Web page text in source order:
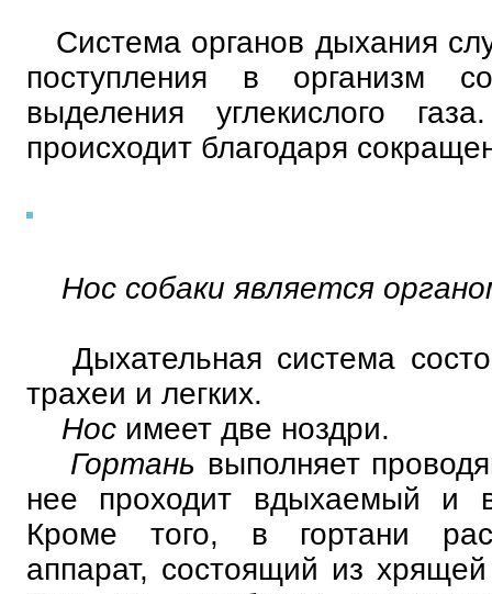
Система органов дыхания
поступления в организм
выделения углекислого
происходит благодаря
Нос собаки является
Дыхательная система
трахеи и легких.
Нос имеет две ноздри.
Гортань выполняет
нее проходит вдыхаемый и
Кроме того, в гортани
аппарат, состоящий из